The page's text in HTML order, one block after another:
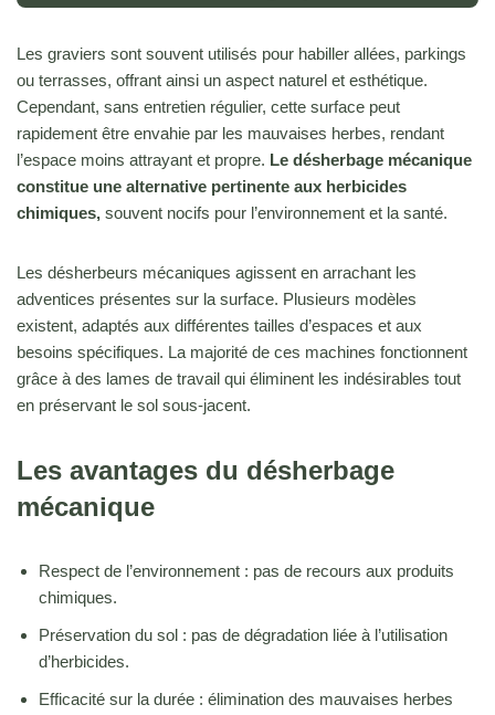
Les graviers sont souvent utilisés pour habiller allées, parkings
ou terrasses, offrant ainsi un aspect naturel et esthétique.
Cependant, sans entretien régulier, cette surface peut
rapidement être envahie par les mauvaises herbes, rendant
l’espace moins attrayant et propre. Le désherbage mécanique
constitue une alternative pertinente aux herbicides
chimiques, souvent nocifs pour l’environnement et la santé.
Les désherbeurs mécaniques agissent en arrachant les
adventices présentes sur la surface. Plusieurs modèles
existent, adaptés aux différentes tailles d’espaces et aux
besoins spécifiques. La majorité de ces machines fonctionnent
grâce à des lames de travail qui éliminent les indésirables tout
en préservant le sol sous-jacent.
Les avantages du désherbage
mécanique
Respect de l’environnement : pas de recours aux produits
chimiques.
Préservation du sol : pas de dégradation liée à l’utilisation
d’herbicides.
Efficacité sur la durée : élimination des mauvaises herbes